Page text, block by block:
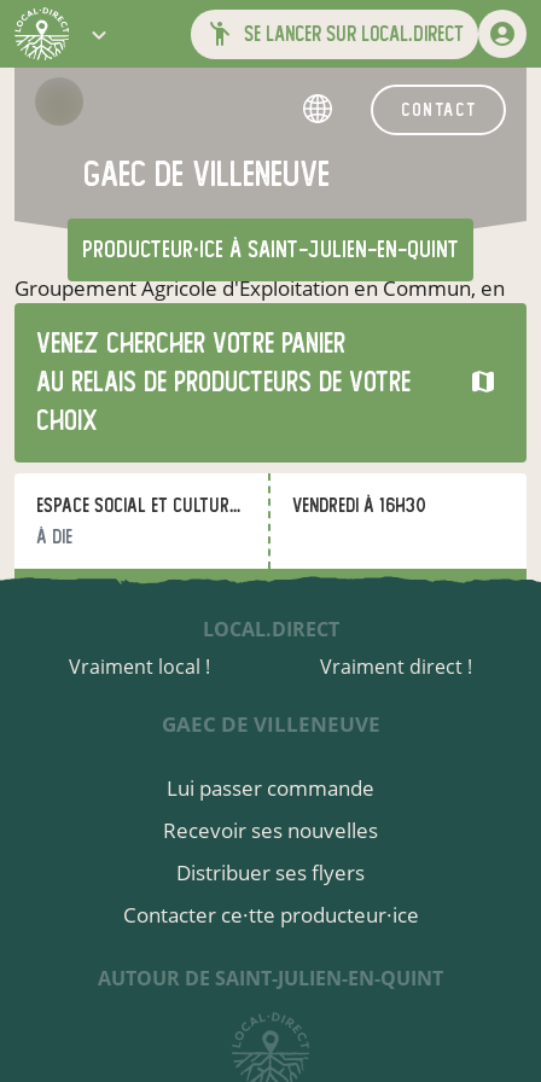
se lancer sur local.direct
contact
GAEC de Villeneuve
producteur·ice à Saint-Julien-en-Quint
Venez chercher votre panier
au relais de producteurs de votre
choix
Espace Social et Culturel Du Diois
à Die
vendredi à 16h30
Relais de Sainte-Croix
vendredi à 17h00
Relais Saint-Julien-en-Quint
vendredi à 17h00
Groupement Agricole d'Exploitation en Commun, en
activité depuis 22 ans. Implantée à SAINT-JULIEN-EN-
QUINT (26150), spécialisée dans la production de
viande (en conventionnel) et de légumineuses
(certification AB).
LOCAL.DIRECT
Vraiment local !
Vraiment direct !
GAEC DE VILLENEUVE
Lui passer commande
Recevoir ses nouvelles
Distribuer ses flyers
Contacter ce·tte producteur·ice
AUTOUR DE SAINT-JULIEN-EN-QUINT